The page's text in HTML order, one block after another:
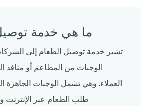
ما هي خدمة
تشير خدمة توصيل الطعام إلى
الوجبات من المطاعم أو منافذ
العملاء. وهي تشمل الوجبات الجاهزة
طلب الطعام عبر الإنترنت